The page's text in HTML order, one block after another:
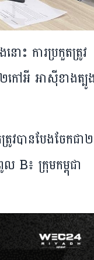
ះ​ ការ​ប្រកួត​ត្រូវ​
កៅអី អាស៊ី​ខាង​ត្បូ
វ​បាន​បែង​ចែក​ជា​២​
៖ ក្រុម​​កម្ពុជា